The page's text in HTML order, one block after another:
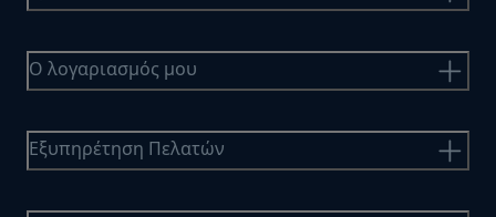
Ο λογαριασμός μου
Εξυπηρέτηση Πελατών